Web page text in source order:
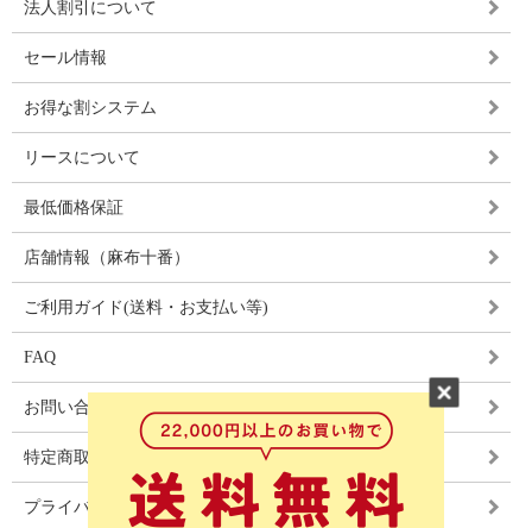
法人割引について
セール情報
お得な割システム
リースについて
最低価格保証
店舗情報（麻布十番）
ご利用ガイド(送料・お支払い等)
FAQ
お問い合わせ
特定商取引法に基づく表記
プライバシーポリシー